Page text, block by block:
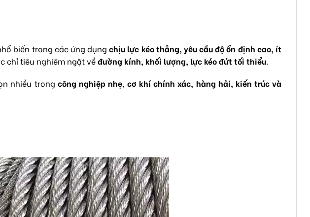
biến trong các ứng dụngchịu lực kéo thẳng, yêu cầu độ ổn định cao, ít
chỉ tiêu nghiêm ngặt vềđường kính, khối lượng, lực kéo đứt tối thiểu
nhiều trong công nghiệp nhẹ, cơ khí chính xác, hàng hải, kiến trúc và